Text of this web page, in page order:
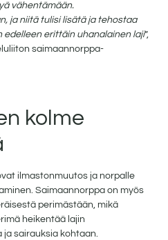
vähentämään.
ja niitä tulisi lisätä ja tehostaa
edelleen erittäin uhanalainen laji”,
saimaannorppa-
kolme
ilmastonmuutos ja norpalle
Saimaannorppa on myös
perimästään, mikä
heikentää lajin
ja sairauksia kohtaan.